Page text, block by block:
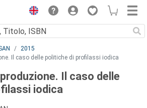
2015
Il caso delle politiche di profilassi iodica
Il caso delle
iodica